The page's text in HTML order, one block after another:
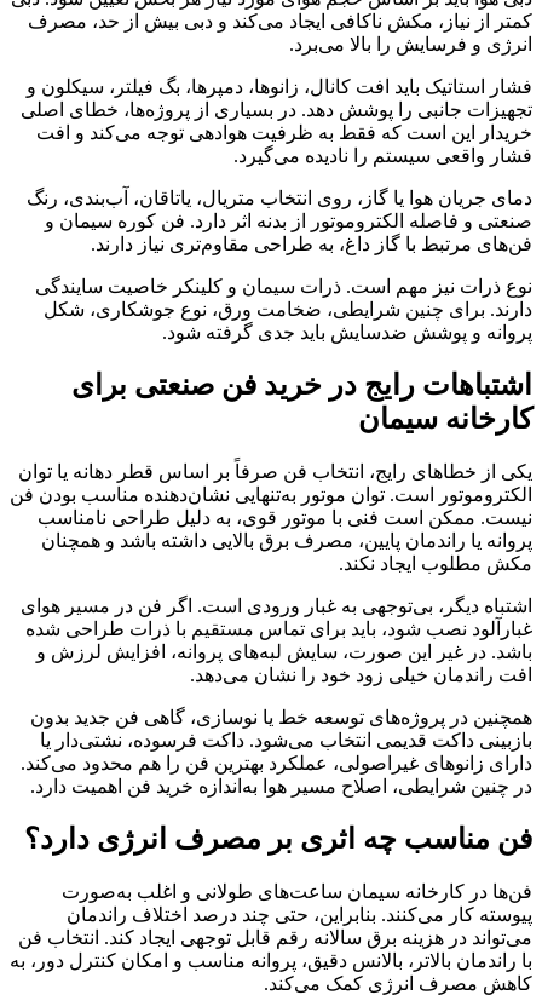
کمتر از نیاز، مکش ناکافی ایجاد می‌کند و دبی بیش از حد، مصرف
انرژی و فرسایش را بالا می‌برد.
فشار استاتیک باید افت کانال، زانوها، دمپرها، بگ فیلتر، سیکلون و
تجهیزات جانبی را پوشش دهد. در بسیاری از پروژه‌ها، خطای اصلی
خریدار این است که فقط به ظرفیت هوادهی توجه می‌کند و افت
فشار واقعی سیستم را نادیده می‌گیرد.
دمای جریان هوا یا گاز، روی انتخاب متریال، یاتاقان، آب‌بندی، رنگ
صنعتی و فاصله الکتروموتور از بدنه اثر دارد. فن کوره سیمان و
فن‌های مرتبط با گاز داغ، به طراحی مقاوم‌تری نیاز دارند.
نوع ذرات نیز مهم است. ذرات سیمان و کلینکر خاصیت سایندگی
دارند. برای چنین شرایطی، ضخامت ورق، نوع جوشکاری، شکل
پروانه و پوشش ضدسایش باید جدی گرفته شود.
اشتباهات رایج در خرید فن صنعتی برای
کارخانه سیمان
یکی از خطاهای رایج، انتخاب فن صرفاً بر اساس قطر دهانه یا توان
الکتروموتور است. توان موتور به‌تنهایی نشان‌دهنده مناسب بودن فن
نیست. ممکن است فنی با موتور قوی، به دلیل طراحی نامناسب
پروانه یا راندمان پایین، مصرف برق بالایی داشته باشد و همچنان
مکش مطلوب ایجاد نکند.
اشتباه دیگر، بی‌توجهی به غبار ورودی است. اگر فن در مسیر هوای
غبارآلود نصب شود، باید برای تماس مستقیم با ذرات طراحی شده
باشد. در غیر این صورت، سایش لبه‌های پروانه، افزایش لرزش و
افت راندمان خیلی زود خود را نشان می‌دهد.
همچنین در پروژه‌های توسعه خط یا نوسازی، گاهی فن جدید بدون
بازبینی داکت قدیمی انتخاب می‌شود. داکت فرسوده، نشتی‌دار یا
دارای زانوهای غیراصولی، عملکرد بهترین فن را هم محدود می‌کند.
در چنین شرایطی، اصلاح مسیر هوا به‌اندازه خرید فن اهمیت دارد.
فن مناسب چه اثری بر مصرف انرژی دارد؟
فن‌ها در کارخانه سیمان ساعت‌های طولانی و اغلب به‌صورت
پیوسته کار می‌کنند. بنابراین، حتی چند درصد اختلاف راندمان
می‌تواند در هزینه برق سالانه رقم قابل توجهی ایجاد کند. انتخاب فن
با راندمان بالاتر، بالانس دقیق، پروانه مناسب و امکان کنترل دور، به
کاهش مصرف انرژی کمک می‌کند.